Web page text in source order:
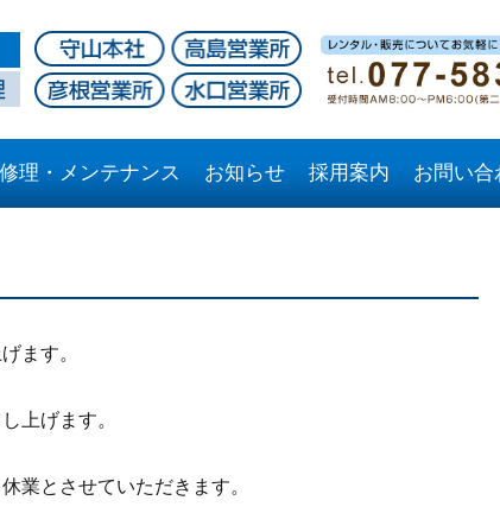
修理・メンテナンス お知らせ 採用案内 お問い合
ます。
上げます。
業とさせていただきます。